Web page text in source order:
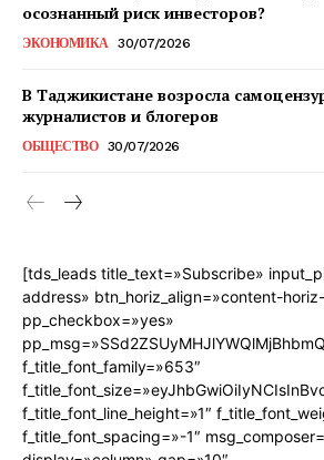
осознанный риск инвесторов?
ЭКОНОМИКА 30/07/2026
В Таджикистане возросла
журналистов и блогеров
ОБЩЕСТВО 30/07/2026
[tds_leads title_text=»Subscribe»
address» btn_horiz_align=»content-
pp_checkbox=»yes»
f_title_font_family=»653″
f_title_font_line_height=»1″
f_title_font_spacing=»-1″